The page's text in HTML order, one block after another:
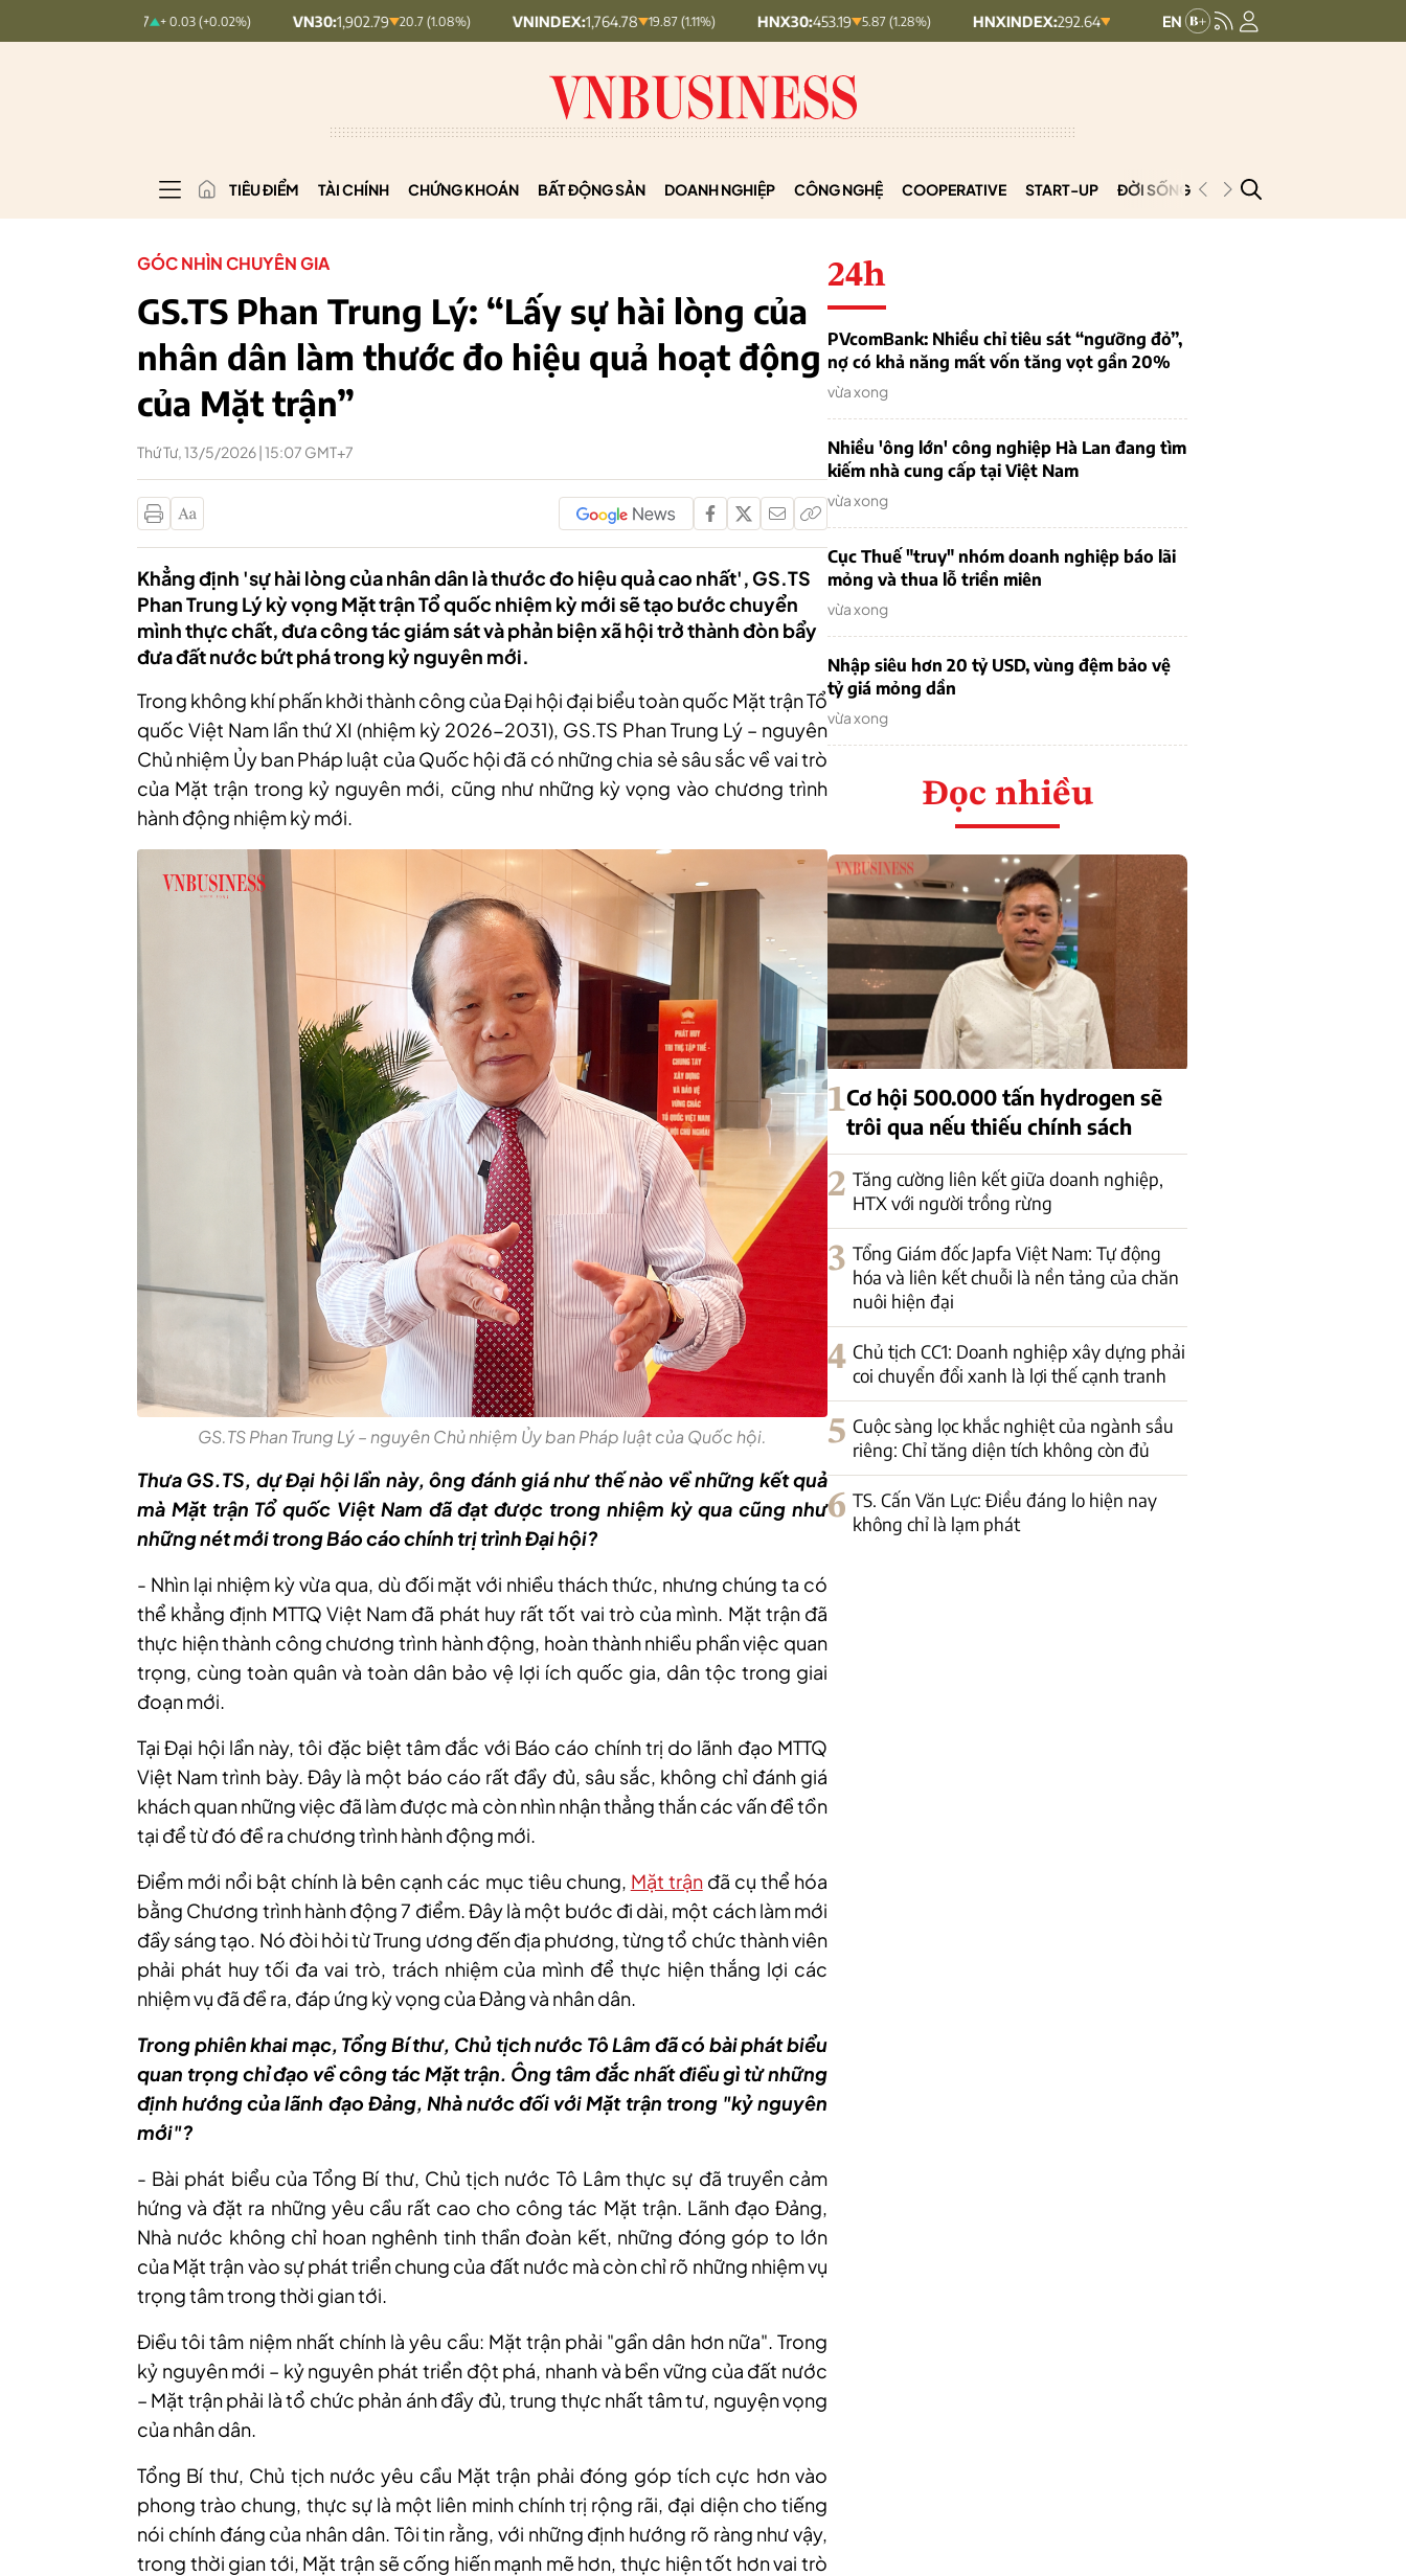
+ 0.03 (+0.02%) VN30: 1,902.79 20.7 (1.08%) VNINDEX: 1,764.78 19.87 (1.11%) HNX30: 453.19 5.87 (1.28%) HNXINDEX: 292.64 8.56 (2.84%) UPCOMINDEX:127.17
TIÊU ĐIỂM TÀI CHÍNH CHỨNG KHOÁN BẤT ĐỘNG SẢN DOANH NGHIỆP CÔNG NGHỆ COOPERATIVE START-UP ĐỜI SỐNG PODCAST
GÓC NHÌN CHUYÊN GIA
GS.TS Phan Trung Lý: “Lấy sự hài lòng của
nhân dân làm thước đo hiệu quả hoạt động
của Mặt trận”
Thứ Tư, 13/5/2026 | 15:07 GMT+7
Khẳng định 'sự hài lòng của nhân dân là thước đo hiệu quả cao nhất', GS.TS
Phan Trung Lý kỳ vọng Mặt trận Tổ quốc nhiệm kỳ mới sẽ tạo bước chuyển
mình thực chất, đưa công tác giám sát và phản biện xã hội trở thành đòn bẩy
đưa đất nước bứt phá trong kỷ nguyên mới.
Trong không khí phấn khởi thànhcông của Đại hội đại biểu toàn quốc Mặt trận Tổ
quốc Việt Nam lần thứ XI (nhiệm kỳ 2026-2031), GS.TS Phan Trung Lý – nguyên
Chủ nhiệm Ủy ban Pháp luật của Quốc hội đã có những chia sẻ sâu sắc về vai trò
của Mặt trận trong kỷ nguyên mới, cũng như những kỳ vọng vào chương trình
hành động nhiệm kỳ mới.
GS.TS Phan Trung Lý – nguyên Chủ nhiệm Ủy ban Pháp luật của Quốc hội.
Thưa GS.TS, dự Đại hội lần này, ông đánh giá như thế nào về những kết quả
mà Mặt trận Tổ quốc Việt Nam đã đạt được trong nhiệm kỳ qua cũng như
những nét mới trong Báo cáo chính trị trình Đại hội?
- Nhìn lại nhiệm kỳ vừa qua, dù đối mặt với nhiều thách thức, nhưng chúng ta có
thể khẳng định MTTQ Việt Nam đã phát huy rất tốt vai trò của mình. Mặt trận đã
thực hiện thành công chương trình hành động, hoàn thành nhiều phần việc quan
trọng, cùng toàn quân và toàn dân bảo vệ lợi ích quốc gia, dân tộc trong giai
đoạn mới.
Tại Đại hội lần này, tôi đặc biệt tâm đắc với Báo cáo chính trị do lãnh đạo MTTQ
Việt Nam trình bày. Đây là một báo cáo rất đầy đủ, sâu sắc, không chỉ đánh giá
khách quan những việc đã làm được mà còn nhìn nhận thẳng thắn các vấn đề tồn
tại để từ đó đề ra chương trình hành động mới.
Điểm mới nổi bật chính là bên cạnh các mục tiêu chung, Mặt trậnđã cụ thể hóa
bằng Chương trình hành động 7 điểm. Đây là một bước đi dài, một cách làm mới
đầy sáng tạo. Nó đòi hỏi từ Trung ương đến địa phương, từng tổ chức thành viên
phải phát huy tối đa vai trò, trách nhiệm của mình để thực hiện thắng lợi các
nhiệm vụ đã đề ra, đáp ứng kỳ vọng của Đảng và nhân dân.
Trong phiên khai mạc, Tổng Bí thư, Chủ tịch nước Tô Lâm đã có bài phát biểu
quan trọng chỉ đạo về công tác Mặt trận. Ông tâm đắc nhất điều gì từ những
định hướng của lãnh đạo Đảng, Nhà nước đối với Mặt trận trong "kỷ nguyên
mới"?
- Bài phát biểu của Tổng Bí thư, Chủ tịch nước Tô Lâm thực sự đã truyền cảm
hứng và đặt ra những yêu cầu rất cao cho công tác Mặt trận. Lãnh đạo Đảng,
Nhà nước không chỉ hoan nghênh tinh thần đoàn kết, những đóng góp to lớn
của Mặt trận vào sự phát triển chung của đất nước mà còn chỉ rõ những nhiệm vụ
trọng tâm trong thời gian tới.
Điều tôi tâm niệm nhất chính là yêu cầu: Mặt trận phải "gần dân hơn nữa". Trong
kỷ nguyên mới – kỷ nguyên phát triển đột phá, nhanh và bền vững của đất nước
– Mặt trận phải là tổ chức phản ánh đầy đủ, trung thực nhất tâm tư, nguyện vọng
của nhân dân.
Tổng Bí thư, Chủ tịch nước yêu cầu Mặt trận phải đóng góp tích cực hơn vào
phong trào chung, thực sự là một liên minh chính trị rộng rãi, đại diện cho tiếng
nói chính đáng của nhân dân. Tôi tin rằng, với những định hướng rõ ràng như vậy,
trong thời gian tới, Mặt trận sẽ cống hiến mạnh mẽ hơn, thực hiện tốt hơn vai trò
24h
PVcomBank: Nhiều chỉ tiêu sát “ngưỡng đỏ”,
nợ có khả năng mất vốn tăng vọt gần 20%
vừa xong
Nhiều 'ông lớn' công nghiệp Hà Lan đang tìm
kiếm nhà cung cấp tại Việt Nam
vừa xong
Cục Thuế "truy" nhóm doanh nghiệp báo lãi
mỏng và thua lỗ triền miên
vừa xong
Nhập siêu hơn 20 tỷ USD, vùng đệm bảo vệ
tỷ giá mỏng dần
vừa xong
Đọc nhiều
1Cơ hội 500.000 tấn hydrogen sẽ
trôi qua nếu thiếu chính sách
2 Tăng cường liên kết giữa doanh nghiệp,
HTX với người trồng rừng
3 Tổng Giám đốc Japfa Việt Nam: Tự động
hóa và liên kết chuỗi là nền tảng của chăn
nuôi hiện đại
4 Chủ tịch CC1: Doanh nghiệp xây dựng phải
coi chuyển đổi xanh là lợi thế cạnh tranh
5 Cuộc sàng lọc khắc nghiệt của ngành sầu
riêng: Chỉ tăng diện tích không còn đủ
6 TS. Cấn Văn Lực: Điều đáng lo hiện nay
không chỉ là lạm phát